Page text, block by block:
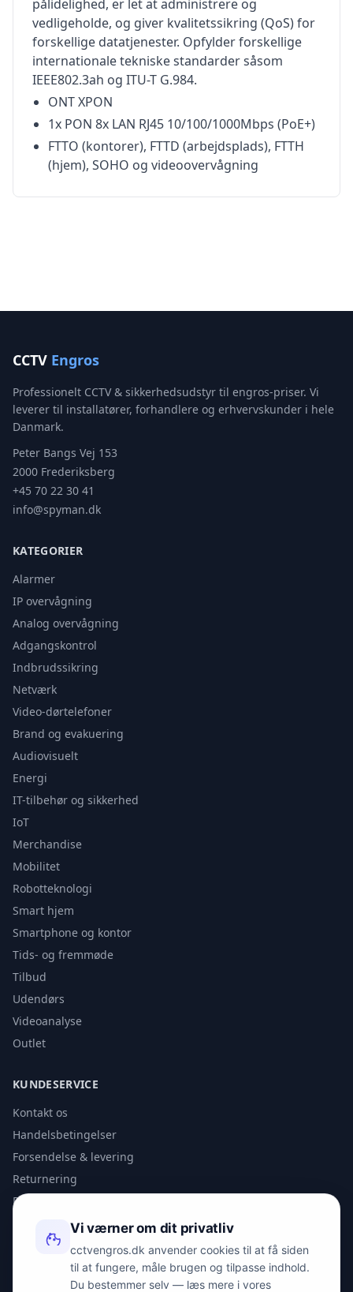
pålidelighed, er let at administrere og
vedligeholde, og giver kvalitetssikring (QoS) for
forskellige datatjenester. Opfylder forskellige
internationale tekniske standarder såsom
IEEE802.3ah og ITU-T G.984.
ONT XPON
1x PON 8x LAN RJ45 10/100/1000Mbps (PoE+)
FTTO (kontorer), FTTD (arbejdsplads), FTTH
(hjem), SOHO og videoovervågning
CCTV Engros
Professionelt CCTV & sikkerhedsudstyr til engros-priser. Vi
leverer til installatører, forhandlere og erhvervskunder i hele
Danmark.
Peter Bangs Vej 153
2000 Frederiksberg
+45 70 22 30 41
info@spyman.dk
KATEGORIER
Alarmer
IP overvågning
Analog overvågning
Adgangskontrol
Indbrudssikring
Netværk
Video-dørtelefoner
Brand og evakuering
Audiovisuelt
Energi
IT-tilbehør og sikkerhed
IoT
Merchandise
Mobilitet
Robotteknologi
Smart hjem
Smartphone og kontor
Tids- og fremmøde
Tilbud
Udendørs
Videoanalyse
Outlet
KUNDESERVICE
Kontakt os
Handelsbetingelser
Forsendelse & levering
Returnering
Privatlivspolitik
KONTAKT
info@spyman.dk
Vi værner om dit privatliv
cctvengros.dk anvender cookies til at få siden
til at fungere, måle brugen og tilpasse indhold.
Du bestemmer selv — læs mere i vores